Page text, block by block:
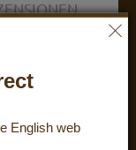
English web